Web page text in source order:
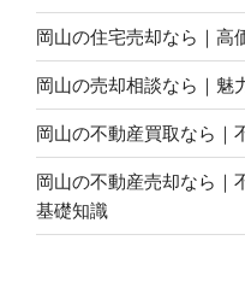
岡山の住宅売却なら｜高
岡山の売却相談なら｜魅
岡山の不動産買取なら｜
岡山の不動産売却なら｜
基礎知識